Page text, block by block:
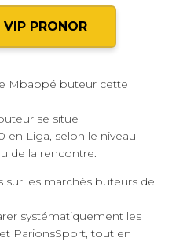
VIP PRONOR
Mbappé buteur cette
se situe
en Liga, selon le niveau
de la rencontre.
les marchés buteurs de
systématiquement les
ParionsSport, tout en